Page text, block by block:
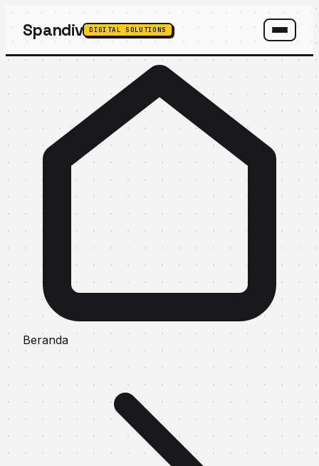
Spandiv DIGITAL SOLUTIONS
Beranda
SPANDIV ASSISTANT